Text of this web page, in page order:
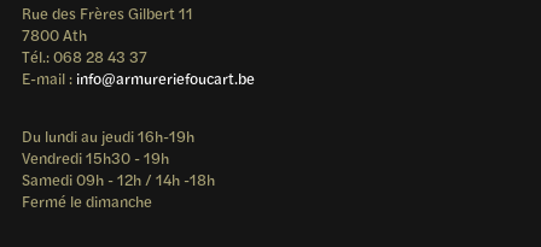
Rue des Frères Gilbert 11
7800 Ath
Tél.: 068 28 43 37
E-mail : info@armureriefoucart.be
Du lundi au jeudi 16h-19h
Vendredi 15h30 - 19h
Samedi 09h - 12h / 14h -18h
Fermé le dimanche